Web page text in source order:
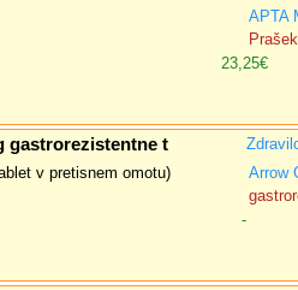
APTA
23,25€
gastrorezistentne t
v pretisnem omotu)
Arrow
-